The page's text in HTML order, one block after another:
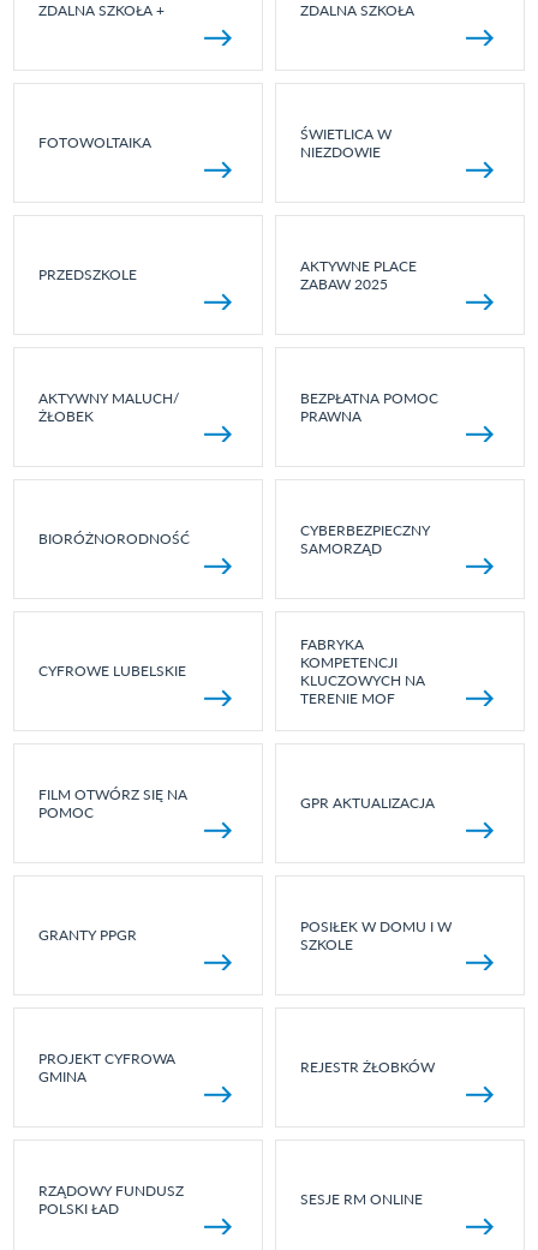
ZDALNA SZKOŁA + ZDALNA SZKOŁA
FOTOWOLTAIKA
ŚWIETLICA W
NIEZDOWIE
PRZEDSZKOLE
AKTYWNE PLACE
ZABAW 2025
AKTYWNY MALUCH/
ŻŁOBEK
BEZPŁATNA POMOC
PRAWNA
BIORÓŻNORODNOŚĆ
CYBERBEZPIECZNY
SAMORZĄD
CYFROWE LUBELSKIE
FABRYKA
KOMPETENCJI
KLUCZOWYCH NA
TERENIE MOF
FILM OTWÓRZ SIĘ NA
POMOC
GPR AKTUALIZACJA
GRANTY PPGR
POSIŁEK W DOMU I W
SZKOLE
PROJEKT CYFROWA
GMINA
REJESTR ŻŁOBKÓW
RZĄDOWY FUNDUSZ
POLSKI ŁAD
SESJE RM ONLINE